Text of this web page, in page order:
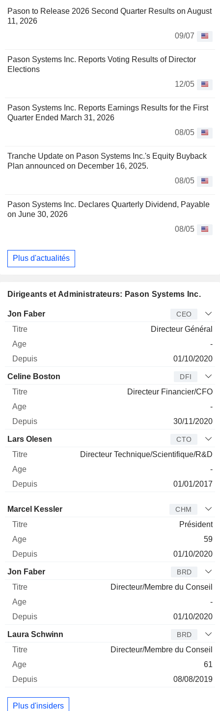
Pason to Release 2026 Second Quarter Results on August
11, 2026
09/07
Pason Systems Inc. Reports Voting Results of Director
Elections
12/05
Pason Systems Inc. Reports Earnings Results for the First
Quarter Ended March 31, 2026
08/05
Tranche Update on Pason Systems Inc.'s Equity Buyback
Plan announced on December 16, 2025.
08/05
Pason Systems Inc. Declares Quarterly Dividend, Payable
on June 30, 2026
08/05
Plus d'actualités
Dirigeants et Administrateurs: Pason Systems Inc.
Dirigeant Titre
Jon Faber CEO
Directeur Général
-
01/10/2020
Celine Boston DFI
Directeur Financier/CFO
-
30/11/2020
Lars Olesen CTO
Directeur Technique/Scientifique/R&D
-
01/01/2017
Administrateur
Marcel Kessler CHM
Président
59
01/10/2020
Jon Faber BRD
Directeur/Membre du Conseil
-
01/10/2020
Laura Schwinn BRD
Directeur/Membre du Conseil
61
08/08/2019
Plus d'insiders